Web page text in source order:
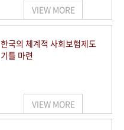
VIEW MORE
한국의 체계적 사회보험제도
기틀 마련
VIEW MORE